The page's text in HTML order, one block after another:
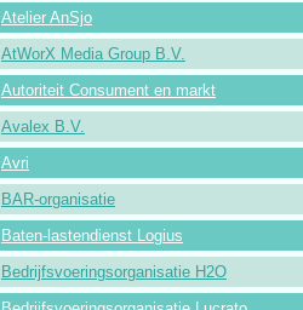
Atelier AnSjo
AtWorX Media Group B.V.
Autoriteit Consument en markt
Avalex B.V.
Avri
BAR-organisatie
Baten-lastendienst Logius
Bedrijfsvoeringsorganisatie H2O